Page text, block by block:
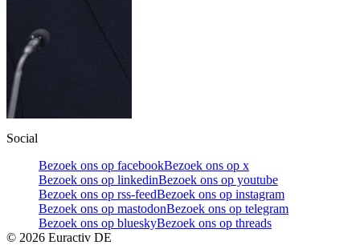
Social
Bezoek ons op facebookBezoek ons op x
Bezoek ons op linkedinBezoek ons op youtube
Bezoek ons op rss-feedBezoek ons op instagram
Bezoek ons op mastodonBezoek ons op telegram
Bezoek ons op blueskyBezoek ons op threads
© 2026 Euractiv DE